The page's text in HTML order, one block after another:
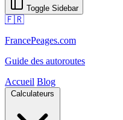
Toggle Sidebar
🇫🇷
FrancePeages.com
Guide des autoroutes
Accueil Blog
Calculateurs